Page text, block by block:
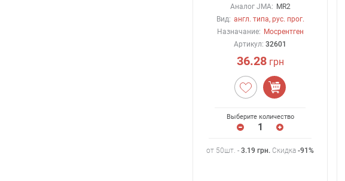
Аналог JMA: MR2
Вид: англ. типа, рус. прог.
Назначание: Мосрентген
Артикул:32601
36.28грн
Выберите количество
от 50шт. -3.19 грн. Скидка-91%